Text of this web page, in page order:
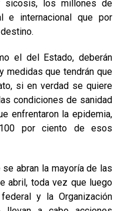
sicosis, los millones de
e internacional que por
el del Estado, deberán
medidas que tendrán que
si en verdad se quiere
condiciones de sanidad
enfrentaron la epidemia,
por ciento de esos
abran la mayoría de las
abril, toda vez que luego
y la Organización